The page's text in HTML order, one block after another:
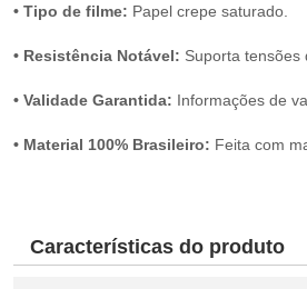
• Tipo de filme: Papel crepe saturado.
• Resistência Notável: Suporta tensões
• Validade Garantida: Informações de
• Material 100% Brasileiro: Feita com
Características do produto